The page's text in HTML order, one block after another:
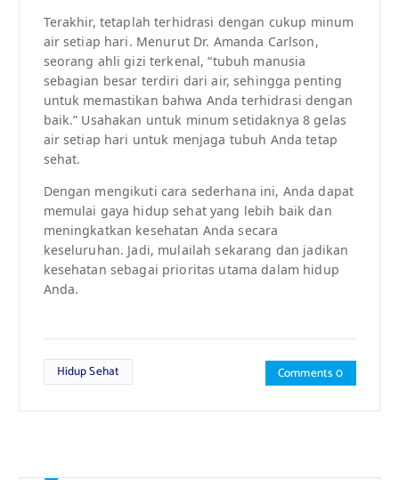
Terakhir, tetaplah terhidrasi dengan cukup minum
air setiap hari. Menurut Dr. Amanda Carlson,
seorang ahli gizi terkenal, “tubuh manusia
sebagian besar terdiri dari air, sehingga penting
untuk memastikan bahwa Anda terhidrasi dengan
baik.” Usahakan untuk minum setidaknya 8 gelas
air setiap hari untuk menjaga tubuh Anda tetap
sehat.
Dengan mengikuti cara sederhana ini, Anda dapat
memulai gaya hidup sehat yang lebih baik dan
meningkatkan kesehatan Anda secara
keseluruhan. Jadi, mulailah sekarang dan jadikan
kesehatan sebagai prioritas utama dalam hidup
Anda.
Hidup Sehat Comments 0